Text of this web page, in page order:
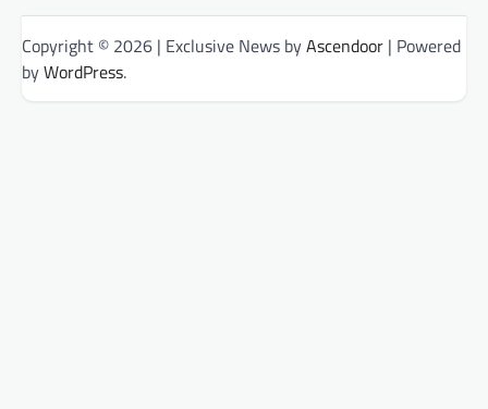
Copyright © 2026 | Exclusive News byAscendoor | Powered
byWordPress.